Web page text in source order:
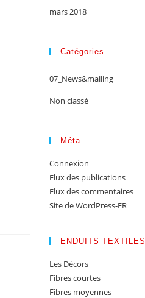
mars 2018
Catégories
07_News&mailing
Non classé
Méta
Connexion
Flux des publications
Flux des commentaires
Site de WordPress-FR
ENDUITS TEXTILES
Les Décors
Fibres courtes
Fibres moyennes